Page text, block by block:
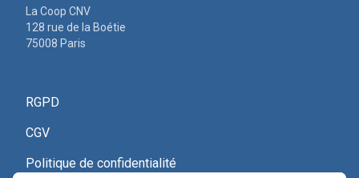
La Coop CNV
128 rue de la Boétie
75008 Paris
RGPD
CGV
Politique de confidentialité